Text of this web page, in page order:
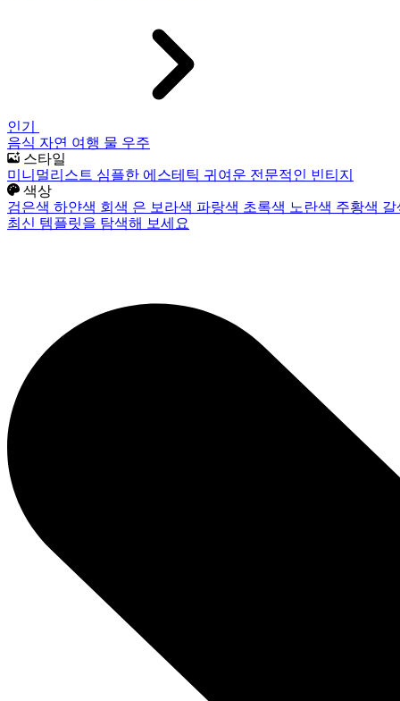
인기
음식 자연 여행 물 우주
스타일
미니멀리스트 심플한 에스테틱 귀여운 전문적인 빈티지
색상
검은색 하얀색 회색 은 보라색 파랑색 초록색 노란색 주황색
최신 템플릿을 탐색해 보세요